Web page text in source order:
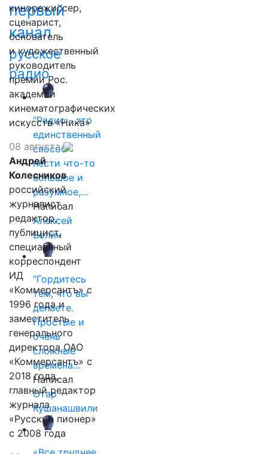
первый
канал
русское
радио
"Радио - это
единственный
способ
нести что-то
большое и
разумное,…
Написал
Алексей
Волин
"Гордитесь
тем, что вы
делаете.
Простые и
очень
сложные
времена…
Написал
Отар
Кушанашвили
кинорежиссер,
сценарист,
основатель
и художественный
руководитель
премии Рос.
академии
кинематографических
искусств «Ника»
08 августа
Андрей
Колесников
российский
журналист,
редактор,
публицист,
специальный
корреспондент
ИД
«Коммерсантъ» с
1996 года и
заместитель
генерального
директора ОАО
«Коммерсантъ» с
2018 года,
главный редактор
журнала
«Русский пионер»
с 2008 года